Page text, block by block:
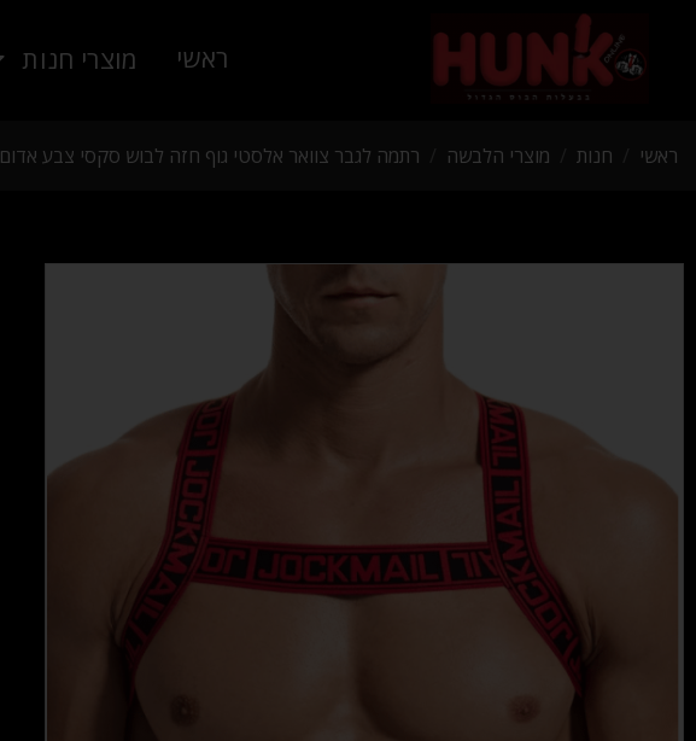
ראשי מוצרי חנות
ראשי חנות מוצרי הלבשה רתמה לגבר צוואר אלסטי גוף חזה לבוש סקסי צבע אדום SM